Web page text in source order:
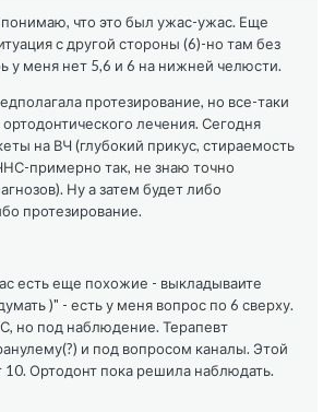
понимаю, что это был ужас-ужас. Еще
с другой стороны (6)-но там без
у меня нет 5,6 и 6 на нижней челюсти.
протезирование, но все-таки
лечения. Сегодня
на ВЧ (глубокий прикус, стираемость
примерно так, не знаю точно
Ну а затем будет либо
протезирование.
есть еще похожие - выкладываите
)" - есть у меня вопрос по 6 сверху.
но под наблюдение. Терапевт
и под вопросом каналы. Этой
10. Ортодонт пока решила наблюдать.